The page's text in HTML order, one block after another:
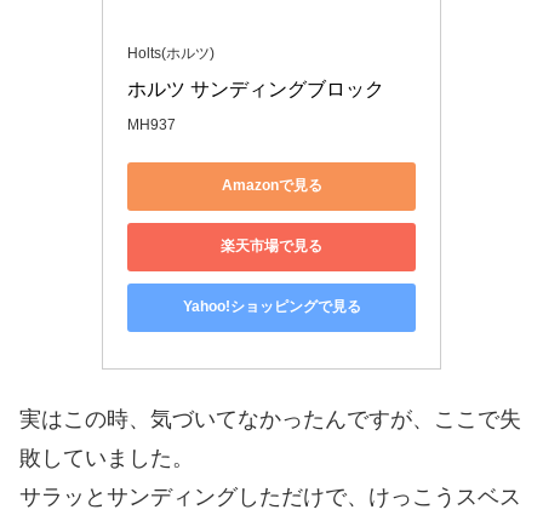
Holts(ホルツ)
ホルツ サンディングブロック
MH937
Amazonで見る
楽天市場で見る
Yahoo!ショッピングで見る
実はこの時、気づいてなかったんですが、ここで失
敗していました。
サラッとサンディングしただけで、けっこうスベス